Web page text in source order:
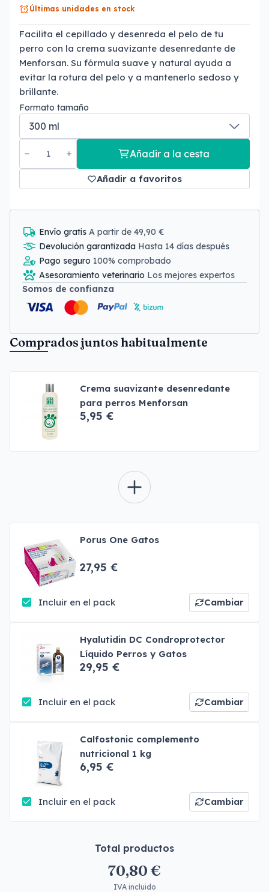
Últimas unidades en stock
Facilita el cepillado y desenreda el pelo de tu
perro con la crema suavizante desenredante de
Menforsan. Su fórmula suave y natural ayuda a
evitar la rotura del pelo y a mantenerlo sedoso y
brillante.
Formato tamaño
Añadir a la cesta
Añadir a favoritos
Envío gratis A partir de 49,90 €
Devolución garantizada Hasta 14 días después
Pago seguro 100% comprobado
Asesoramiento veterinario Los mejores expertos
Somos de confianza
Comprados juntos habitualmente
Crema suavizante desenredante
para perros Menforsan
5,95 €
Porus One Gatos
27,95 €
Incluir en el pack Cambiar
Hyalutidin DC Condroprotector
Líquido Perros y Gatos
29,95 €
Incluir en el pack Cambiar
Calfostonic complemento
nutricional 1 kg
6,95 €
Incluir en el pack Cambiar
Total productos
70,80 €
IVA incluido